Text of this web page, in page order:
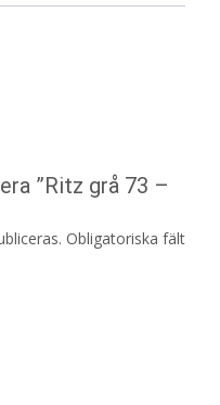
”Ritz grå 73 –
Obligatoriska fält